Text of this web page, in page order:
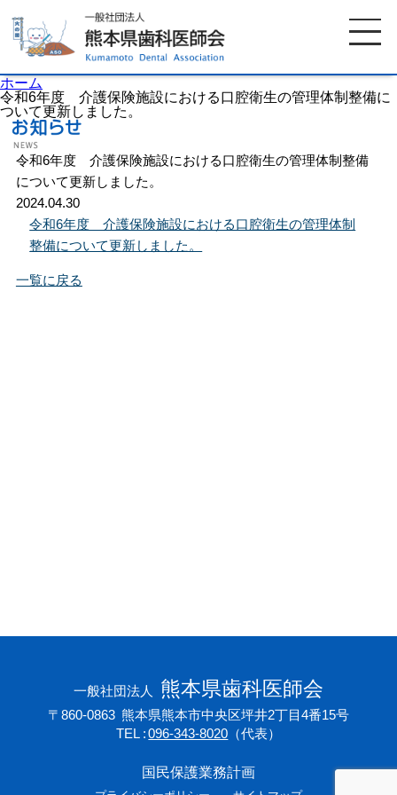
ホーム
令和6年度 介護保険施設における口腔衛生の管理体制整備に
ついて更新しました。
令和6年度 介護保険施設における口腔衛生の管理体制整備
について更新しました。
2024.04.30
令和6年度 介護保険施設における口腔衛生の管理体制
整備について更新しました。
一覧に戻る
一般社団法人 熊本県歯科医師会
〒860-0863 熊本県熊本市中央区坪井2丁目4番15号
TEL
096-343-8020 （代表）
国民保護業務計画
ホーム 歯科医師会について
歯科医院検索
イベント案内